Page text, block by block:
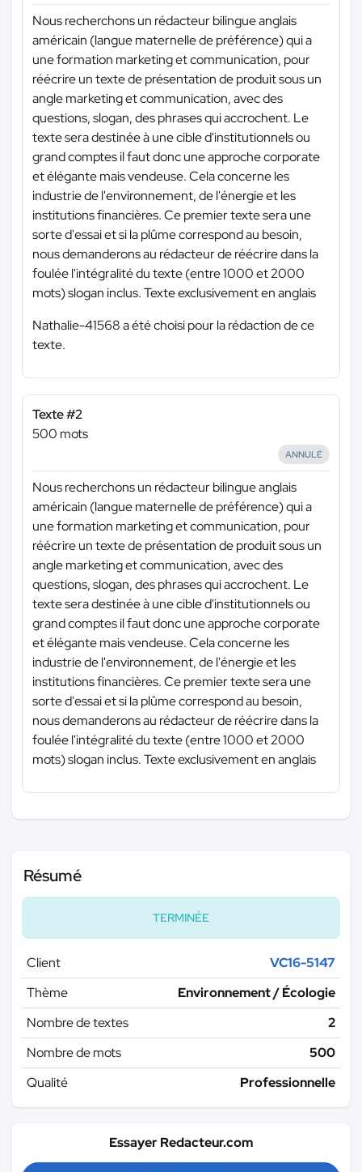
Nous recherchons un rédacteur bilingue anglais
américain (langue maternelle de préférence) qui a
une formation marketing et communication, pour
réécrire un texte de présentation de produit sous un
angle marketing et communication, avec des
questions, slogan, des phrases qui accrochent. Le
texte sera destinée à une cible d'institutionnels ou
grand comptes il faut donc une approche corporate
et élégante mais vendeuse. Cela concerne les
industrie de l'environnement, de l'énergie et les
institutions financières. Ce premier texte sera une
sorte d'essai et si la plûme correspond au besoin,
nous demanderons au rédacteur de réécrire dans la
foulée l'intégralité du texte (entre 1000 et 2000
mots) slogan inclus. Texte exclusivement en anglais
Nathalie-41568 a été choisi pour la rédaction de ce
texte.
Texte #2
500 mots
ANNULÉ
Nous recherchons un rédacteur bilingue anglais
américain (langue maternelle de préférence) qui a
une formation marketing et communication, pour
réécrire un texte de présentation de produit sous un
angle marketing et communication, avec des
questions, slogan, des phrases qui accrochent. Le
texte sera destinée à une cible d'institutionnels ou
grand comptes il faut donc une approche corporate
et élégante mais vendeuse. Cela concerne les
industrie de l'environnement, de l'énergie et les
institutions financières. Ce premier texte sera une
sorte d'essai et si la plûme correspond au besoin,
nous demanderons au rédacteur de réécrire dans la
foulée l'intégralité du texte (entre 1000 et 2000
mots) slogan inclus. Texte exclusivement en anglais
Résumé
TERMINÉE
Client
VC16-5147
Thème
Environnement / Écologie
Nombre de textes
2
Nombre de mots
500
Qualité
Professionnelle
Essayer Redacteur.com